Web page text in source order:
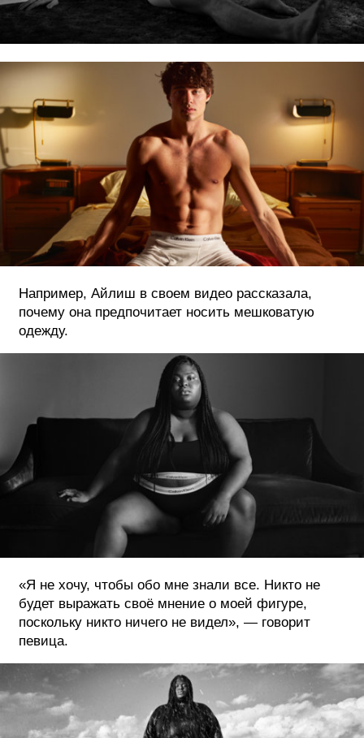
Например, Айлиш в своем видео рассказала,
почему она предпочитает носить мешковатую
одежду.
«Я не хочу, чтобы обо мне знали все. Никто не
будет выражать своё мнение о моей фигуре,
поскольку никто ничего не видел», — говорит
певица.